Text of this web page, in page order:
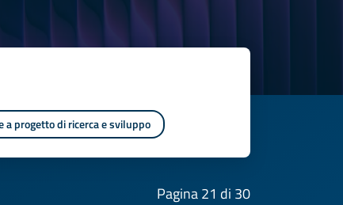
a progetto di ricerca e sviluppo
Pagina 21 di 30